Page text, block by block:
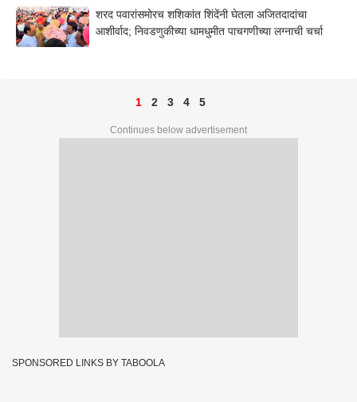
शरद पवारांसमोरच शशिकांत शिंदेंनी घेतला अजितदादांचा
आशीर्वाद; निवडणुकीच्या धामधुमीत पाचगणीच्या लग्नाची चर्चा
1 2 3 4 5
Continues below advertisement
SPONSORED LINKS BY TABOOLA